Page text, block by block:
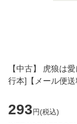
【中古】 虎狼は
行本]【メール便送
293円(税込)